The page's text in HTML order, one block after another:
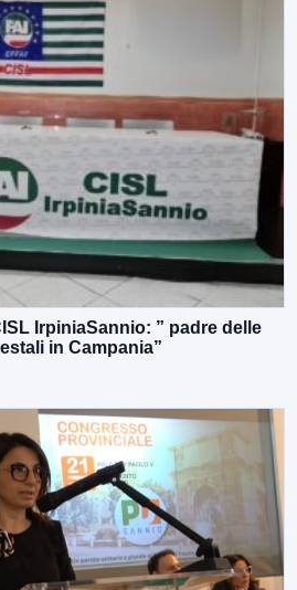
IrpiniaSannio: ” padre delle
in Campania”